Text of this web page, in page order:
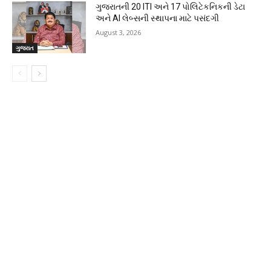
ગુજરાત
ગુજરાતની 20 ITI અને 17 પોલિટેકનિકની ડેટા
અને AI લેબ્સની સ્થાપના માટે પસંદગી
August 3, 2026